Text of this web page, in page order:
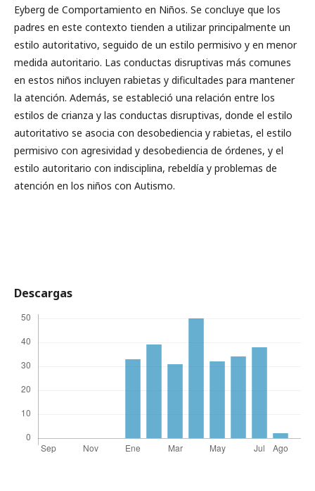
Eyberg de Comportamiento en Niños. Se concluye que los
padres en este contexto tienden a utilizar principalmente un
estilo autoritativo, seguido de un estilo permisivo y en menor
medida autoritario. Las conductas disruptivas más comunes
en estos niños incluyen rabietas y dificultades para mantener
la atención. Además, se estableció una relación entre los
estilos de crianza y las conductas disruptivas, donde el estilo
autoritativo se asocia con desobediencia y rabietas, el estilo
permisivo con agresividad y desobediencia de órdenes, y el
estilo autoritario con indisciplina, rebeldía y problemas de
atención en los niños con Autismo.
Descargas